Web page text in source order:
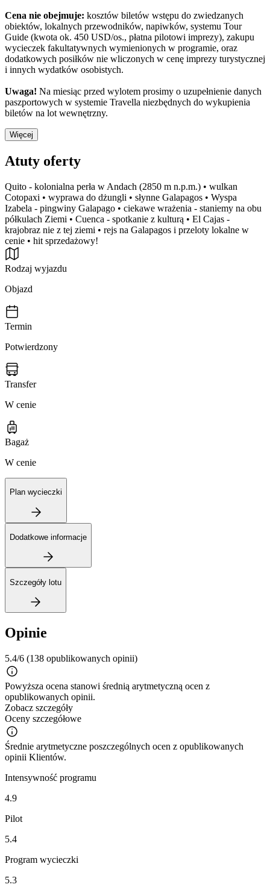
Cena nie obejmuje: kosztów biletów wstępu do zwiedzanych
obiektów, lokalnych przewodników, napiwków, systemu Tour
Guide (kwota ok. 450 USD/os., płatna pilotowi imprezy), zakupu
wycieczek fakultatywnych wymienionych w programie, oraz
dodatkowych posiłków nie wliczonych w cenę imprezy turystycznej
i innych wydatków osobistych.
Uwaga! Na miesiąc przed wylotem prosimy o uzupełnienie danych
paszportowych w systemie Travella niezbędnych do wykupienia
biletów na lot wewnętrzny.
Więcej
Atuty oferty
Quito - kolonialna perła w Andach (2850 m n.p.m.) • wulkan
Cotopaxi • wyprawa do dżungli • słynne Galapagos • Wyspa
Izabela - pingwiny Galapago • ciekawe wrażenia - staniemy na obu
półkulach Ziemi • Cuenca - spotkanie z kulturą • El Cajas -
krajobraz nie z tej ziemi • rejs na Galapagos i przeloty lokalne w
cenie • hit sprzedażowy!
Rodzaj wyjazdu
Objazd
Termin
Potwierdzony
Transfer
W cenie
Bagaż
W cenie
Plan wycieczki
Dodatkowe informacje
Szczegóły lotu
Opinie
5.4/6 (138 opublikowanych opinii)
Powyższa ocena stanowi średnią arytmetyczną ocen z
opublikowanych opinii.
Zobacz szczegóły
Oceny szczegółowe
Średnie arytmetyczne poszczególnych ocen z opublikowanych
opinii Klientów.
Intensywność programu
4.9
Pilot
5.4
Program wycieczki
5.3